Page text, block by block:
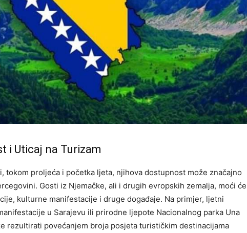
i Uticaj na Turizam
tokom proljeća i početka ljeta, njihova dostupnost može značajno
Gosti iz Njemačke, ali i drugih evropskih zemalja, moći će
kulturne manifestacije i druge događaje. Na primjer, ljetni
u Sarajevu ili prirodne ljepote Nacionalnog parka Una
rezultirati povećanjem broja posjeta turističkim destinacijama